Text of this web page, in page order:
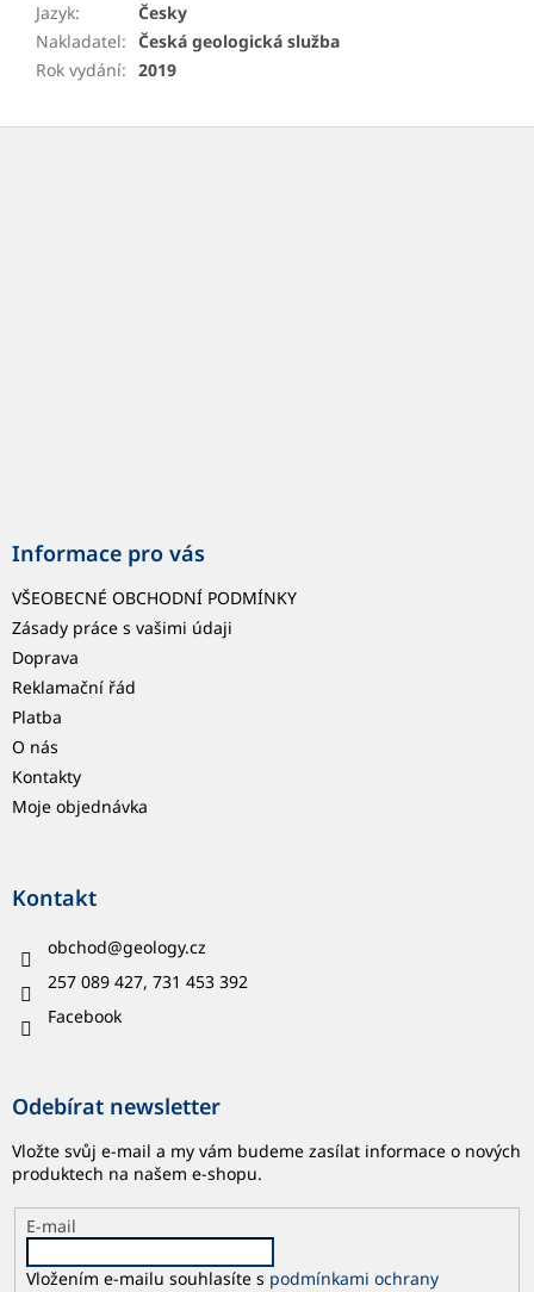
Jazyk:
Česky
Nakladatel: Česká geologická služba
Rok vydání: 2019
Z
Informace pro vás
VŠEOBECNÉ OBCHODNÍ PODMÍNKY
Zásady práce s vašimi údaji
Doprava
Reklamační řád
Platba
O nás
Kontakty
Moje objednávka
Kontakt
obchod@geology.cz
257 089 427, 731 453 392
Facebook
Odebírat newsletter
Vložte svůj e-mail a my vám budeme zasílat informace o nových
produktech na našem e-shopu.
E-mail
Vložením e-mailu souhlasíte s podmínkami ochrany